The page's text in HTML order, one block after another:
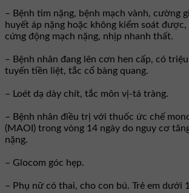
– Bệnh tim nặng, bệnh mạch vành, cường
huyết áp nặng hoặc không kiểm soát
cứng động mạch nặng, nhịp nhanh thất.
– Bệnh nhân đang lên cơn hen cấp, có
tuyến tiền liệt, tắc cổ bàng quang.
– Loét dạ dày chít, tắc môn vị-tá tràng.
– Bệnh nhân điều trị với thuốc ức chế
(MAOI) trong vòng 14 ngày do nguy cơ
nặng.
– Glocom góc hẹp.
– Phụ nữ có thai, cho con bú. Trẻ em dưới